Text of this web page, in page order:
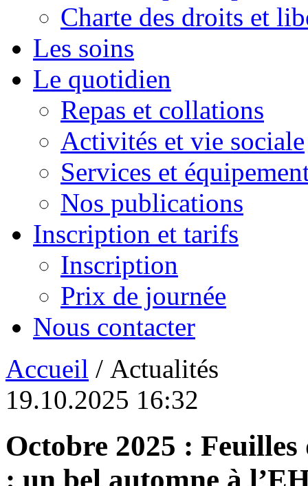
Charte des droits et
Les soins
Le quotidien
Repas et collations
Activités et vie sociale
Services et
Nos publications
Inscription et tarifs
Inscription
Prix de journée
Nous contacter
Accueil / Actualités
19.10.2025 16:32
Octobre 2025 :
: un bel automne à